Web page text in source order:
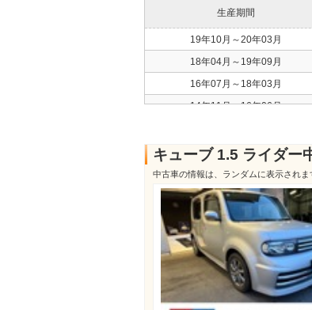
生産期間
19年10月～20年03月
18年04月～19年09月
16年07月～18年03月
14年11月～16年06月
12年10月～14年03月
10年11月～12年09月
09年11月～10年10月
09年04月～09年10月
08年11月～09年03月
07年01月～08年10月
05年05月～06年12月
キューブ 1.5 ライダー
中古車の情報は、ランダムに表示されま